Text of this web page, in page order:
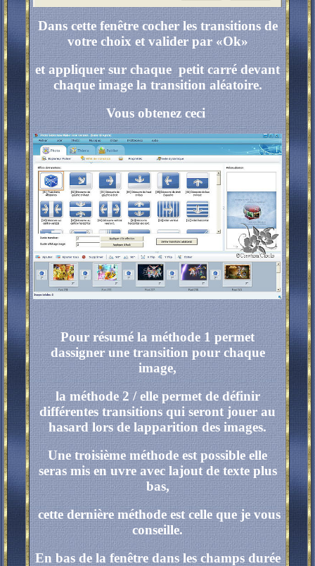
Dans cette fenêtre cocher les transitions de
votre choix et valider par «Ok»
et appliquer sur chaque petit carré devant
chaque image la transition aléatoire.
Vous obtenez ceci
Pour résumé la méthode 1 permet
dassigner une transition pour chaque
image,
la méthode 2 / elle permet de définir
différentes transitions qui seront jouer au
hasard lors de lapparition des images.
Une troisième méthode est possible elle
seras mis en uvre avec lajout de texte plus
bas,
cette dernière méthode est celle que je vous
conseille.
En bas de la fenêtre dans les champs durée